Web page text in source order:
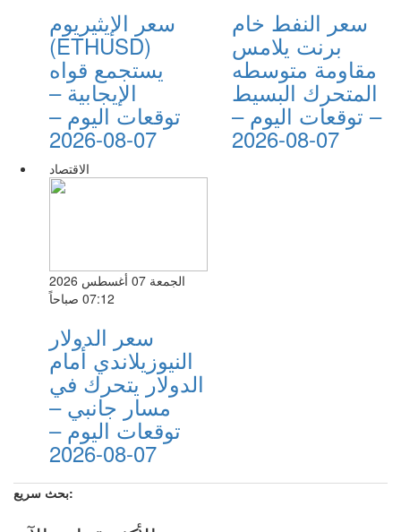
سعر الإيثيريوم
(ETHUSD)
يستجمع قواه
الإيجابية –
توقعات اليوم –
07-08-2026
سعر النفط خام
برنت يلامس
مقاومة متوسطه
المتحرك البسيط
– توقعات اليوم –
07-08-2026
الاقتصاد
الجمعة 07 أغسطس 2026
07:12 صباحاً
سعر الدولار
النيوزيلاندي أمام
الدولار يتحرك في
مسار جانبي –
توقعات اليوم –
07-08-2026
بحث سريع: